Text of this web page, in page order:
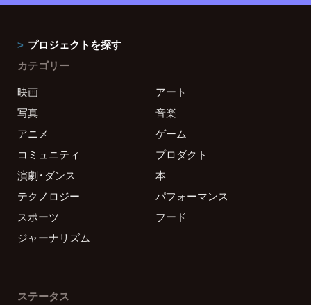
プロジェクトを探す
カテゴリー
映画
アート
写真
音楽
アニメ
ゲーム
コミュニティ
プロダクト
演劇・ダンス
本
テクノロジー
パフォーマンス
スポーツ
フード
ジャーナリズム
ステータス